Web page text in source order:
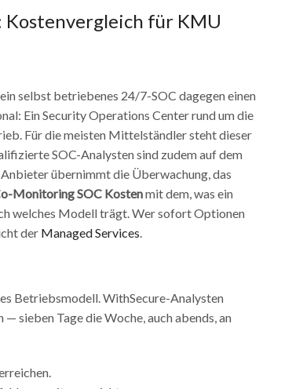
Kostenvergleich für KMU
selbst betriebenes 24/7-SOC dagegen einen
Ein Security Operations Center rund um die
Für die meisten Mittelständler steht dieser
SOC-Analysten sind zudem auf dem
übernimmt die Überwachung, das
Monitoring SOC Kostenmit dem, was ein
welches Modell trägt. Wer sofort Optionen
der Managed Services.
Betriebsmodell. WithSecure-Analysten
sieben Tage die Woche, auch abends, an